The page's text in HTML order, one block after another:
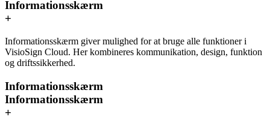
Informationsskærm
+
Informationsskærm giver mulighed for at bruge alle funktioner i
VisioSign Cloud. Her kombineres kommunikation, design, funktion
og driftssikkerhed.
Informationsskærm
Informationsskærm
+